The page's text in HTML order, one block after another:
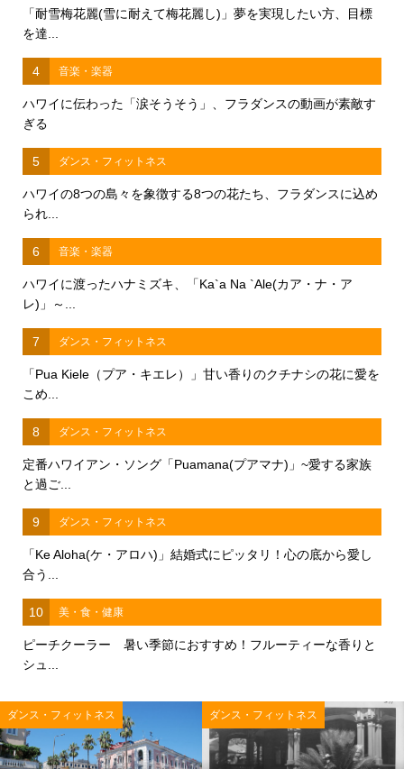
「耐雪梅花麗(雪に耐えて梅花麗し)」夢を実現したい方、目標
を達...
4 音楽・楽器
ハワイに伝わった「涙そうそう」、フラダンスの動画が素敵す
ぎる
5 ダンス・フィットネス
ハワイの8つの島々を象徴する8つの花たち、フラダンスに込め
られ...
6 音楽・楽器
ハワイに渡ったハナミズキ、「Ka`a Na `Ale(カア・ナ・ア
レ)」～...
7 ダンス・フィットネス
「Pua Kiele（プア・キエレ）」甘い香りのクチナシの花に愛を
こめ...
8 ダンス・フィットネス
定番ハワイアン・ソング「Puamana(プアマナ)」~愛する家族
と過ご...
9 ダンス・フィットネス
「Ke Aloha(ケ・アロハ)」結婚式にピッタリ！心の底から愛し
合う...
10 美・食・健康
ピーチクーラー 暑い季節におすすめ！フルーティーな香りと
シュ...
ダンス・フィットネス ダンス・フィットネス